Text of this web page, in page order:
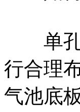
单孔
行合理
气池底